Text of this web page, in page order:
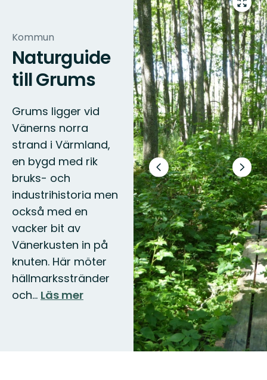
Kommun
Naturguide
till Grums
Grums ligger vid
Vänerns norra
strand i Värmland,
en bygd med rik
bruks- och
industrihistoria men
också med en
vacker bit av
Vänerkusten in på
knuten. Här möter
hällmarksstränder
och… Läs mer
Gå
till
Föregående
bild
Nästa